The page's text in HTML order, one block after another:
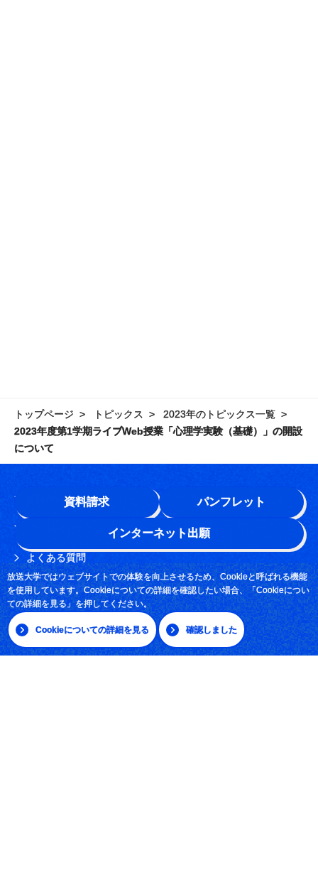
放送大学ではウェブサイトでの体験を向上させるため、Cookieと呼ばれる機能
を使用しています。Cookieについての詳細を確認したい場合、「Cookieについ
ての詳細を見る」を押してください。
Cookieについての詳細を見る 確認しました
資料請求 パンフレット
インターネット出願
トップページ トピックス
2023年のトピックス一覧
2023年度第1学期ライブWeb授業「心理学実験（基礎）」の開設
について
学園情報
このサイトについて
よくある質問
お問い合わせ
採用情報
サイトマップ